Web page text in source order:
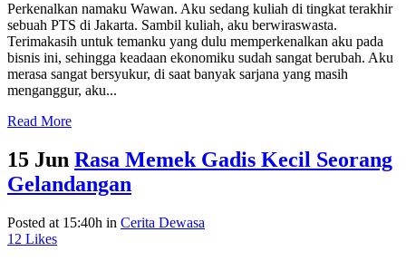
Perkenalkan namaku Wawan. Aku sedang kuliah di tingkat terakhir
sebuah PTS di Jakarta. Sambil kuliah, aku berwiraswasta.
Terimakasih untuk temanku yang dulu memperkenalkan aku pada
bisnis ini, sehingga keadaan ekonomiku sudah sangat berubah. Aku
merasa sangat bersyukur, di saat banyak sarjana yang masih
menganggur, aku...
Read More
15 Jun Rasa Memek Gadis Kecil Seorang
Gelandangan
Posted at 15:40h in Cerita Dewasa
12 Likes